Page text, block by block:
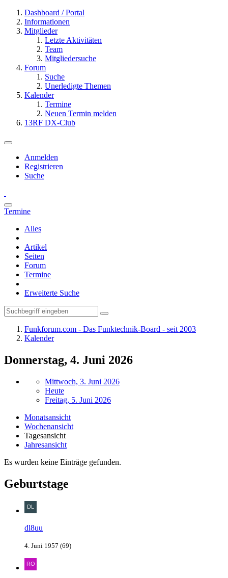
Dashboard / Portal
Informationen
Mitglieder
Letzte Aktivitäten
Team
Mitgliedersuche
Forum
Suche
Unerledigte Themen
Kalender
Termine
Neuen Termin melden
13RF DX-Club
Anmelden
Registrieren
Suche
Termine
Alles
Artikel
Seiten
Forum
Termine
Erweiterte Suche
Funkforum.com - Das Funktechnik-Board - seit 2003
Kalender
Donnerstag, 4. Juni 2026
Mittwoch, 3. Juni 2026
Heute
Freitag, 5. Juni 2026
Monatsansicht
Wochenansicht
Tagesansicht
Jahresansicht
Es wurden keine Einträge gefunden.
Geburtstage
dl8uu
4. Juni 1957 (69)